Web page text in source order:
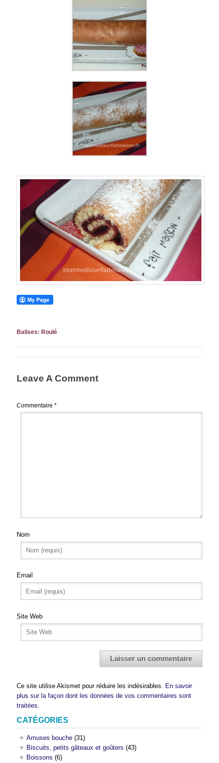
Balises: Roulé
Leave A Comment
Commentaire *
Nom
Email
Site Web
Ce site utilise Akismet pour réduire les indésirables. En savoir
plus sur la façon dont les données de vos commentaires sont
traitées.
CATÉGORIES
Amuses bouche (31)
Biscuits, petits gâteaux et goûters (43)
Boissons (6)